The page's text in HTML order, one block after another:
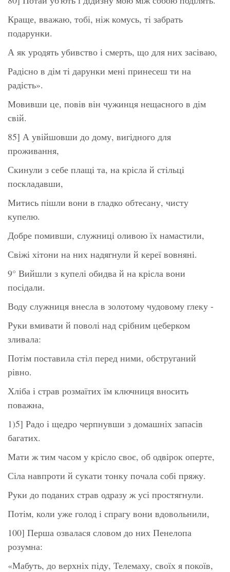
Краще, вважаю, тобі, ніж комусь, ті забрать
подарунки.
А як уродять убивство і смерть, що для них засіваю,
Радісно в дім ті дарунки мені принесеш ти на
радість».
Мовивши це, повів він чужинця нещасного в дім
свій.
85] А увійшовши до дому, вигідного для
проживання,
Скинули з себе плащі та, на крісла й стільці
поскладавши,
Митись пішли вони в гладко обтесану, чисту
купелю.
Добре помивши, служниці оливою їх намастили,
Свіжі хітони на них надягнули й кереї вовняні.
9° Вийшли з купелі обидва й на крісла вони
посідали.
Воду служниця внесла в золотому чудовому глеку -
Руки вмивати й поволі над срібним цеберком
зливала:
Потім поставила стіл перед ними, обструганий
рівно.
Хліба і страв розмаїтих їм ключниця вносить
поважна,
1)5] Радо і щедро черпнувши з домашніх запасів
багатих.
Мати ж тим часом у крісло своє, об одвірок оперте,
Сіла навпроти й сукати тонку почала собі пряжу.
Руки до поданих страв одразу ж усі простягнули.
Потім, коли уже голод і спрагу вони вдовольнили,
100] Перша озвалася словом до них Пенелопа
розумна:
«Мабуть, до верхніх піду, Телемаху, своїх я покоїв,